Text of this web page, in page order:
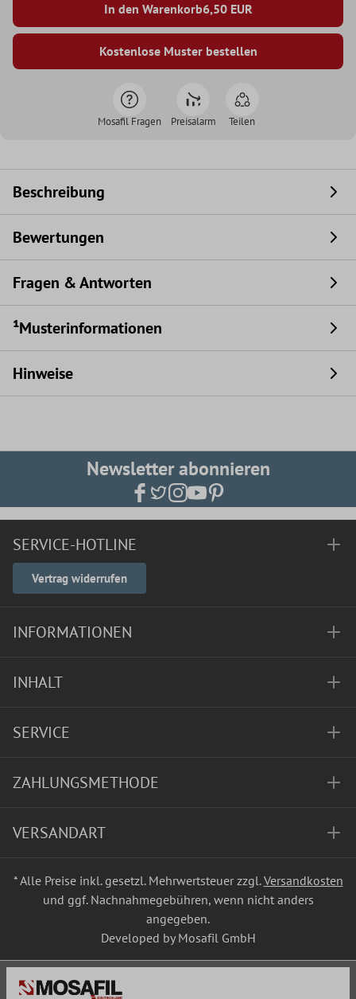
In den Warenkorb6,50EUR
Kostenlose Muster bestellen
Mosafil Fragen Preisalarm Teilen
Beschreibung
Bewertungen
Fragen & Antworten
¹Musterinformationen
Hinweise
Newsletter abonnieren
SERVICE-HOTLINE
Vertrag widerrufen
INFORMATIONEN
INHALT
SERVICE
ZAHLUNGSMETHODE
VERSANDART
* Alle Preise inkl. gesetzl. Mehrwertsteuer zzgl.Versandkosten
und ggf. Nachnahmegebühren, wenn nicht anders
angegeben.
Developed by Mosafil GmbH